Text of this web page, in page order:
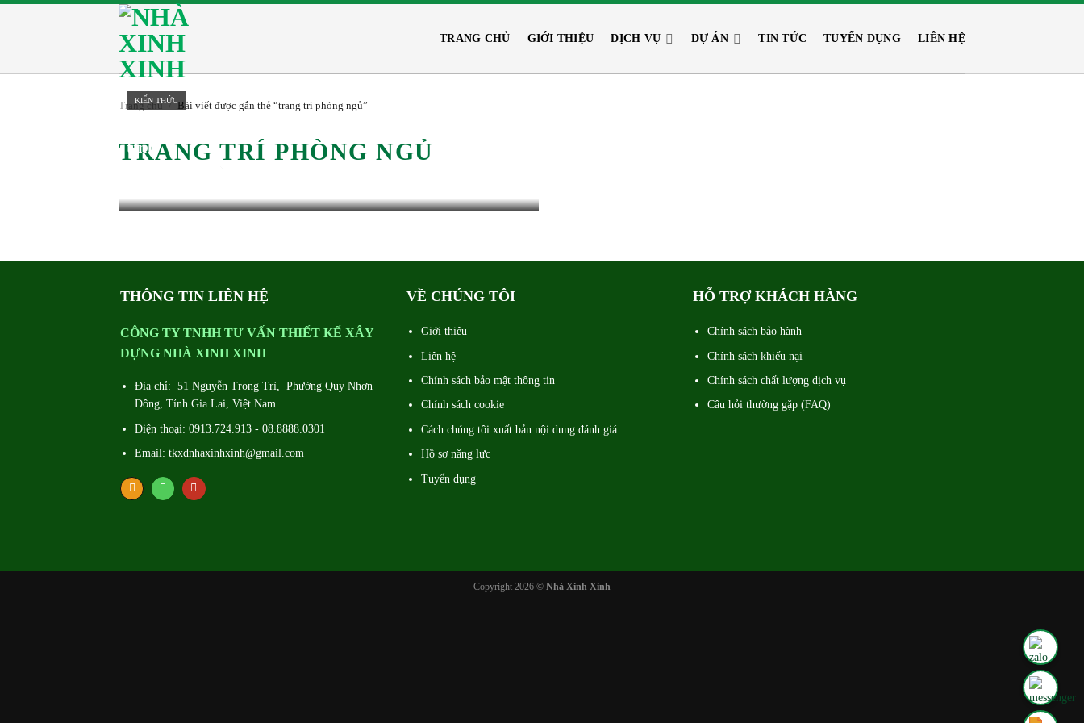
TRANG CHỦ GIỚI THIỆU DỊCH VỤ DỰ ÁN TIN TỨC TUYỂN DỤNG LIÊN HỆ
Trang chủ / Bài viết được gắn thẻ “trang trí phòng ngủ”
TRANG TRÍ PHÒNG NGỦ
KIẾN THỨC
tính
THÔNG TIN LIÊN HỆ
CÔNG TY TNHH TƯ VẤN THIẾT KẾ XÂY
DỰNG NHÀ XINH XINH
Địa chỉ: 51 Nguyễn Trọng Trì, Phường Quy Nhơn
Đông, Tỉnh Gia Lai, Việt Nam
Điện thoại: 0913.724.913 - 08.8888.0301
Email: tkxdnhaxinhxinh@gmail.com
VỀ CHÚNG TÔI
Giới thiệu
Liên hệ
Chính sách bảo mật thông tin
Chính sách cookie
Cách chúng tôi xuất bản nội dung đánh giá
Hồ sơ năng lực
Tuyển dụng
HỖ TRỢ KHÁCH HÀNG
Chính sách bảo hành
Chính sách khiếu nại
Chính sách chất lượng dịch vụ
Câu hỏi thường gặp (FAQ)
Copyright 2026 © Nhà Xinh Xinh